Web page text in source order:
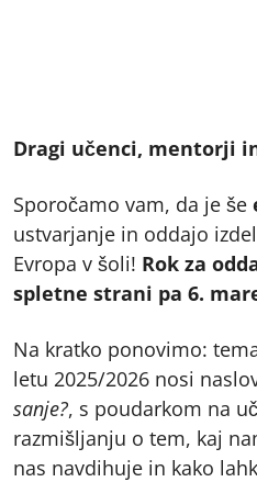
Dragi učenci, mentorji
Sporočamo vam, da je še
ustvarjanje in oddajo
Evropa v šoli! Rok za
spletne strani pa 6.
Na kratko ponovimo:
letu 2025/2026 nosi
sanje?, s poudarkom na
razmišljanju o tem, kaj
nas navdihuje in kako